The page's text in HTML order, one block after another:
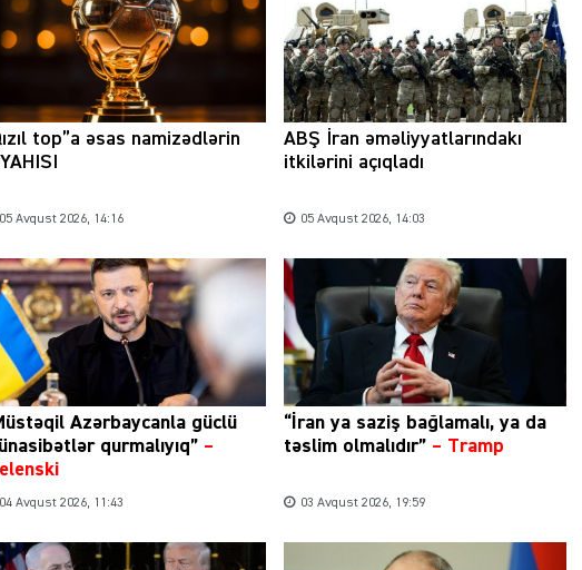
top”a əsas namizədlərin
05 Avqust 2026, 14:16
ABŞ İran əməliyyatlarındakı
itkilərini açıqladı
05 Avqust 2026, 14:03
Azərbaycanla güclü
qurmalıyıq” –
04 Avqust 2026, 11:43
“İran ya saziş bağlamalı, ya da
təslim olmalıdır”– Tramp
03 Avqust 2026, 19:59